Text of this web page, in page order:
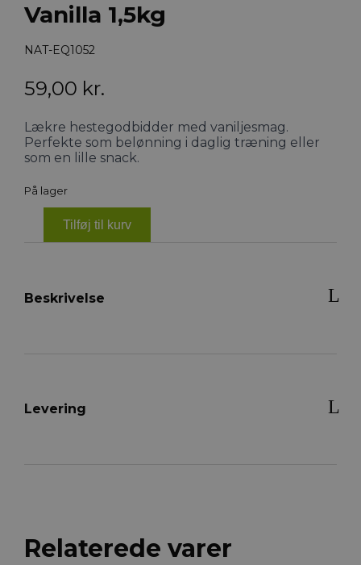
Vanilla 1,5kg
NAT-EQ1052
59,00 kr.
Lækre hestegodbidder med vaniljesmag.
Perfekte som belønning i daglig træning eller
som en lille snack.
På lager
EQUILANNOO
Cookies
antal
Tilføj til kurv
Beskrivelse
Levering
Relaterede varer